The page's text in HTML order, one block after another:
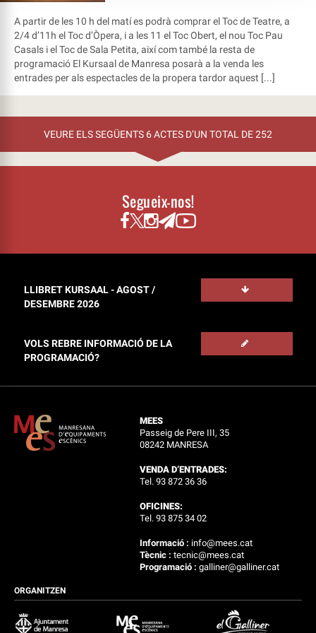
A partir de les 10 h del matí es podrà comprar el Toc de Teatre, a
2/4 d’11h el Toc d’Òpera, i a les 11 el Toc Obert, el nou Toc Pau
Casals i el Toc de Sala Petita, així com també la resta de
programació El Kursaal de Manresa posarà a la venda les
entrades per als espectacles de la propera tardor aquest [...]
VEURE ELS SEGÜENTS 6 ACTES D’UN TOTAL DE 252
Segueix-nos!
LLIBRET KURSAAL - AGOST /
DESEMBRE 2026
VOLS REBRE INFORMACIÓ DE LA
PROGRAMACIÓ?
MEES
Passeig de Pere III, 35
08242 MANRESA
VENDA D’ENTRADES:
Tel. 93 872 36 36
OFICINES:
Tel. 93 875 34 02
Informació : info@mees.cat
Tècnic :tecnic@mees.cat
Programació :galliner@galliner.cat
ORGANITZEN